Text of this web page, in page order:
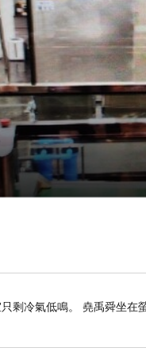
剩冷氣低鳴。 堯禹舜坐